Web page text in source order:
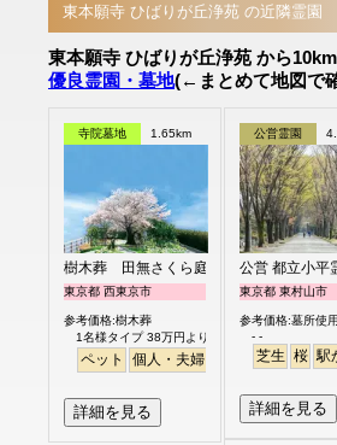
東本願寺 ひばりが丘浄苑 の近隣霊園
東本願寺 ひばりが丘浄苑 から
優良霊園・墓地(←まとめて地図で
寺院墓地 1.65km
樹木葬 田無さくら庭園
東京都 西東京市
参考価格:樹木葬
1名様タイプ 38万円より
ペット 個人・夫婦 永代供養 樹木葬
詳細を見る
公営霊園
公営 都立小平
東京都 東村山市
参考価格:墓所使
- -
芝生 桜 駅
詳細を見る